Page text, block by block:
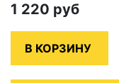
1 220 руб